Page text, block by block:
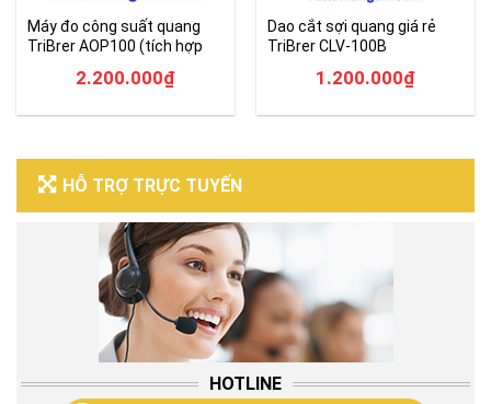
HỖ TRỢ TRỰC TUYẾN
HOTLINE
Máy đo công suất quang
TriBrer AOP100 (tích hợp
2.200.000₫
Dao cắt sợi quang giá rẻ
TriBrer CLV-100B
1.200.000₫